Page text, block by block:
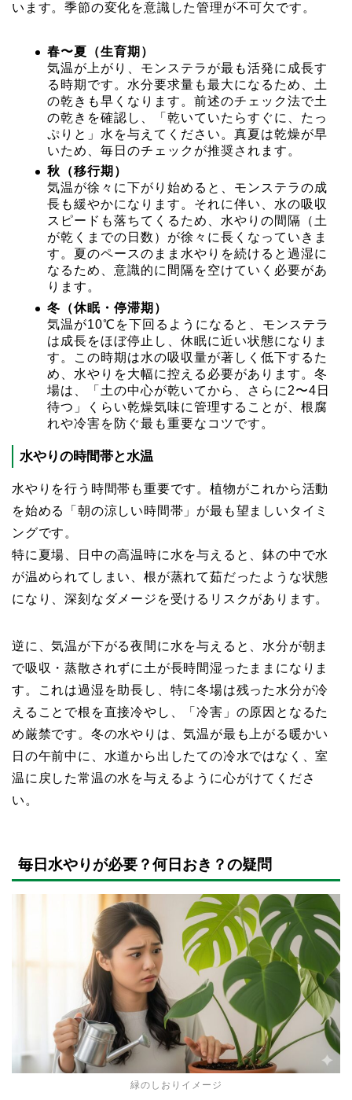
います。季節の変化を意識した管理が不可欠です。
春〜夏（生育期）
気温が上がり、モンステラが最も活発に成長す
る時期です。水分要求量も最大になるため、土
の乾きも早くなります。前述のチェック法で土
の乾きを確認し、「乾いていたらすぐに、たっ
ぷりと」水を与えてください。真夏は乾燥が早
いため、毎日のチェックが推奨されます。
秋（移行期）
気温が徐々に下がり始めると、モンステラの成
長も緩やかになります。それに伴い、水の吸収
スピードも落ちてくるため、水やりの間隔（土
が乾くまでの日数）が徐々に長くなっていきま
す。夏のペースのまま水やりを続けると過湿に
なるため、意識的に間隔を空けていく必要があ
ります。
冬（休眠・停滞期）
気温が10℃を下回るようになると、モンステラ
は成長をほぼ停止し、休眠に近い状態になりま
す。この時期は水の吸収量が著しく低下するた
め、水やりを大幅に控える必要があります。冬
場は、「土の中心が乾いてから、さらに2〜4日
待つ」くらい乾燥気味に管理することが、根腐
れや冷害を防ぐ最も重要なコツです。
水やりの時間帯と水温
水やりを行う時間帯も重要です。植物がこれから活動
を始める「朝の涼しい時間帯」が最も望ましいタイミ
ングです。
特に夏場、日中の高温時に水を与えると、鉢の中で水
が温められてしまい、根が蒸れて茹だったような状態
になり、深刻なダメージを受けるリスクがあります。
逆に、気温が下がる夜間に水を与えると、水分が朝ま
で吸収・蒸散されずに土が長時間湿ったままになりま
す。これは過湿を助長し、特に冬場は残った水分が冷
えることで根を直接冷やし、「冷害」の原因となるた
め厳禁です。冬の水やりは、気温が最も上がる暖かい
日の午前中に、水道から出したての冷水ではなく、室
温に戻した常温の水を与えるように心がけてくださ
い。
毎日水やりが必要？何日おき？の疑問
緑のしおりイメージ